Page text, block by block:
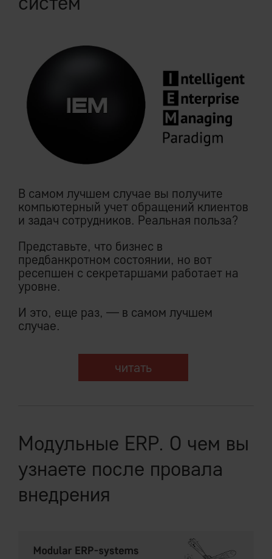
существования всех отраслей без
Завершение эпохи экономических
кризисов
Роевой Интеллект Ноосферы,
инкапсулирующей экономическую
активность человечества, будет
полностью избавлен от человеческих
эмоций: иррациональной эйфории и не
менее иррациональной паники.
Маятникообразно сменяющие друг друга
действия которых и приводят
фундаментально сбалансированную
рыночную среду к регулярным кризисам.
Ноосфера станет надежным генератором
произвольного объема материальных
богатств, ограниченного лишь
доступностью энергетических ресурсов.
В самом лучшем случае вы получите
компьютерный учет обращений клиентов
и задач сотрудников. Реальная польза?
Представьте, что бизнес в
предбанкротном состоянии, но вот
ресепшен с секретаршами работает на
уровне.
И это, еще раз, — в самом лучшем
случае.
читать
Модульные ERP. О чем вы
узнаете после провала
внедрения